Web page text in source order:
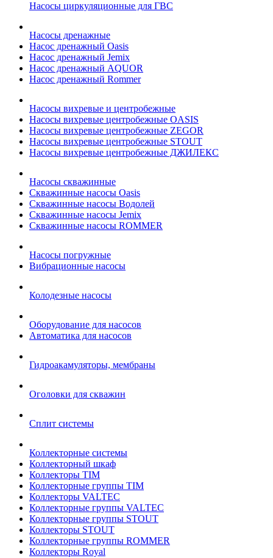
Насосы циркуляционные для ГВС
Насосы дренажные
Насос дренажный Oasis
Насос дренажный Jemix
Насос дренажный AQUOR
Насос дренажный Rommer
Насосы вихревые и центробежные
Насосы вихревые центробежные OASIS
Насосы вихревые центробежные ZEGOR
Насосы вихревые центробежные STOUT
Насосы вихревые центробежные ДЖИЛЕКС
Насосы скважинные
Скважинные насосы Oasis
Скважинные насосы Водолей
Скважинные насосы Jemix
Cкважинные насосы ROMMER
Насосы погружные
Вибрационные насосы
Колодезные насосы
Оборудование для насосов
Автоматика для насосов
Гидроакамуляторы, мембраны
Оголовки для скважин
Сплит системы
Коллекторные системы
Коллекторный шкаф
Коллекторы TIM
Коллекторные группы TIM
Коллекторы VALTEC
Коллекторные группы VALTEC
Коллекторные группы STOUT
Коллекторы STOUT
Коллекторные группы ROMMER
Коллекторы Royal